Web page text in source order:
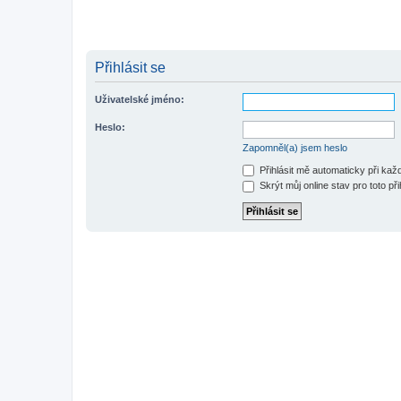
Přihlásit se
Uživatelské jméno:
Heslo:
Zapomněl(a) jsem heslo
Přihlásit mě automaticky při
Skrýt můj online stav pro toto